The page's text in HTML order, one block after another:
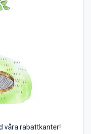
våra rabattkanter!